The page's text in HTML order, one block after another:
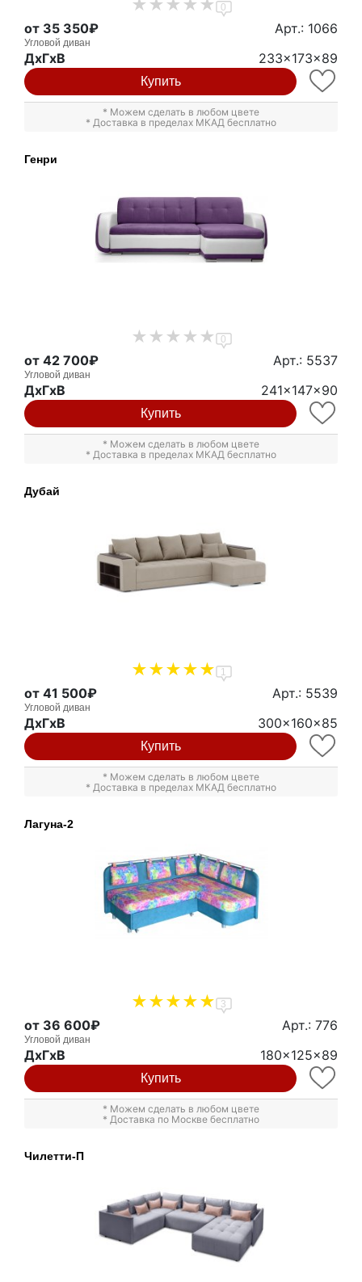
0
от 35 350₽ Арт.: 1066
Угловой диван
ДxГxВ 233x173x89
Купить
* Можем сделать в любом цвете
* Доставка в пределах МКАД бесплатно
Генри
0
от 42 700₽ Арт.: 5537
Угловой диван
ДxГxВ 241x147x90
Купить
* Можем сделать в любом цвете
* Доставка в пределах МКАД бесплатно
Дубай
1
от 41 500₽ Арт.: 5539
Угловой диван
ДxГxВ 300x160x85
Купить
* Можем сделать в любом цвете
* Доставка в пределах МКАД бесплатно
Лагуна-2
3
от 36 600₽ Арт.: 776
Угловой диван
ДxГxВ 180x125x89
Купить
* Можем сделать в любом цвете
* Доставка по Москве бесплатно
Чилетти-П